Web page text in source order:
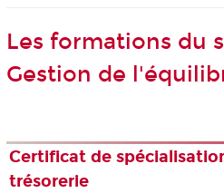
Les formations du
Gestion de
Certificat de
trésorerie